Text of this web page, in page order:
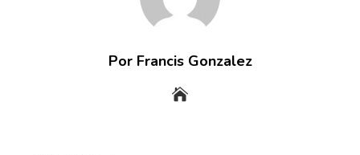
Por Francis Gonzalez